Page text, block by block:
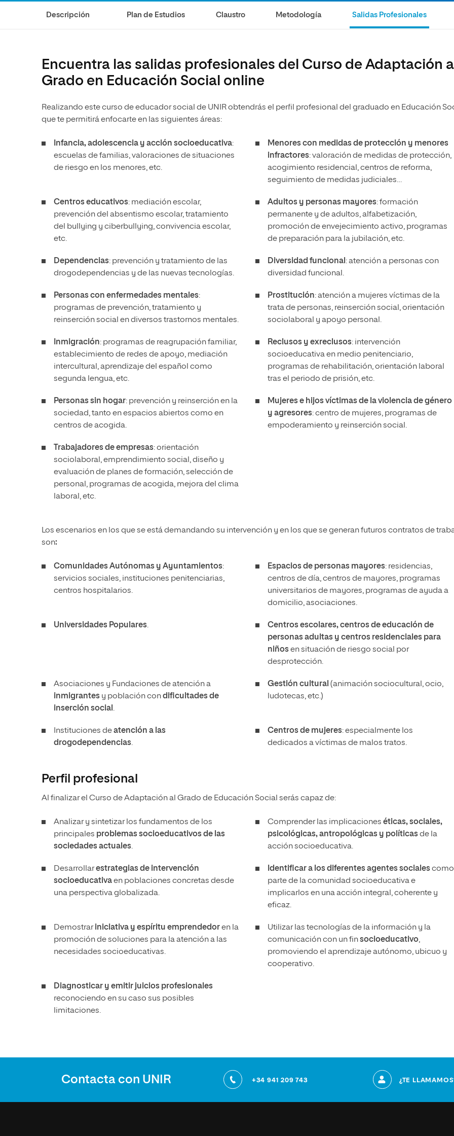
Ciencias Políticas y Relaciones
Acceso universitario para
Música
Oficina de Movilidad
Escuela de Humanidades
Descripción Plan de Estudios Claustro Metodología Salidas Profesionales
Encuentra las salidas profesionales del Curso de Adaptación
Grado en Educación Social online
Realizando este curso de educador social de UNIR obtendrás el perfil profesional del graduado en Educación
que te permitirá enfocarte en las siguientes áreas:
Infancia, adolescencia y acción socioeducativa:
escuelas de familias, valoraciones de situaciones
de riesgo en los menores, etc.
Menores con medidas de protección y menores
infractores: valoración de medidas de protección,
acogimiento residencial, centros de reforma,
seguimiento de medidas judiciales…
Centros educativos: mediación escolar,
prevención del absentismo escolar, tratamiento
del bullying y ciberbullying, convivencia escolar,
etc.
Adultos y personas mayores: formación
permanente y de adultos, alfabetización,
promoción de envejecimiento activo, programas
de preparación para la jubilación, etc.
Dependencias: prevención y tratamiento de las
drogodependencias y de las nuevas tecnologías.
Diversidad funcional : atención a personas con
diversidad funcional.
Personas con enfermedades mentales:
programas de prevención, tratamiento y
reinserción social en diversos trastornos mentales.
Prostitución: atención a mujeres víctimas de la
trata de personas, reinserción social, orientación
sociolaboral y apoyo personal.
Inmigración: programas de reagrupación familiar,
establecimiento de redes de apoyo, mediación
intercultural, aprendizaje del español como
segunda lengua, etc.
Reclusos y exreclusos: intervención
socioeducativa en medio penitenciario,
programas de rehabilitación, orientación laboral
tras el periodo de prisión, etc.
Personas sin hogar: prevención y reinserción en la
sociedad, tanto en espacios abiertos como en
centros de acogida.
Mujeres e hijos víctimas de la violencia de género
y agresores: centro de mujeres, programas de
empoderamiento y reinserción social.
Trabajadores de empresas: orientación
sociolaboral, emprendimiento social, diseño y
evaluación de planes de formación, selección de
personal, programas de acogida, mejora del clima
laboral, etc.
Los escenarios en los que se está demandando su intervención y en los que se generan futuros contratos de
son:
Comunidades Autónomas y Ayuntamientos:
servicios sociales, instituciones penitenciarias,
centros hospitalarios.
Espacios de personas mayores: residencias,
centros de día, centros de mayores, programas
universitarios de mayores, programas de ayuda a
domicilio, asociaciones.
Universidades Populares.
Centros escolares, centros de educación de
personas adultas y centros residenciales para
niñosen situación de riesgo social por
desprotección.
Asociaciones y Fundaciones de atención a
inmigrantes y población condificultades de
inserción social .
Gestión cultural (animación sociocultural, ocio,
ludotecas, etc.)
Instituciones deatención a las
drogodependencias.
Centros de mujeres: especialmente los
dedicados a víctimas de malos tratos.
Perfil profesional
Al finalizar el Curso de Adaptación al Grado de Educación Social serás capaz de:
Analizar y sintetizar los fundamentos de los
principales problemas socioeducativos de las
sociedades actuales.
Comprender las implicaciones éticas, sociales,
psicológicas, antropológicas y políticasde la
acción socioeducativa.
Desarrollarestrategias de intervención
socioeducativaen poblaciones concretas desde
una perspectiva globalizada.
Identificar a los diferentes agentes socialescomo
parte de la comunidad socioeducativa e
implicarlos en una acción integral, coherente y
eficaz.
Demostrariniciativa y espíritu emprendedoren la
promoción de soluciones para la atención a las
necesidades socioeducativas.
Utilizar las tecnologías de la información y la
comunicación con un finsocioeducativo,
promoviendo el aprendizaje autónomo, ubicuo y
cooperativo.
Diagnosticar y emitir juicios profesionales
reconociendo en su caso sus posibles
limitaciones.
Contacta con UNIR +34 941 209 743 ¿TE